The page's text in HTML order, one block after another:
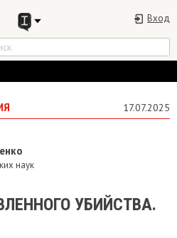
Вход
17.07.2025
наук
УБИЙСТВА.